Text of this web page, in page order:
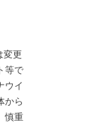
変更
等で
ウイ
から
慎重